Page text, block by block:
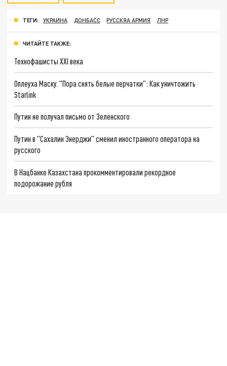
ТЕГИ: УКРАИНА ДОНБАСС РУССКЯА АРМИЯ ЛНР
ЧИТАЙТЕ ТАКЖЕ:
Технофашисты XXI века
Оплеуха Маску. "Пора снять белые перчатки": Как уничтожить
Starlink
Путин не получал письмо от Зеленского
Путин в "Сахалин Энерджи" сменил иностранного оператора на
русского
В Нацбанке Казахстана прокомментировали рекордное
подорожание рубля